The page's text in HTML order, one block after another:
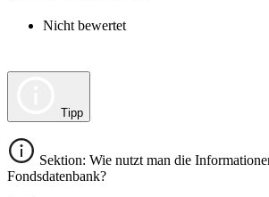
Nicht bewertet
Tipp
Sektion: Wie nutzt man die
Fondsdatenbank?